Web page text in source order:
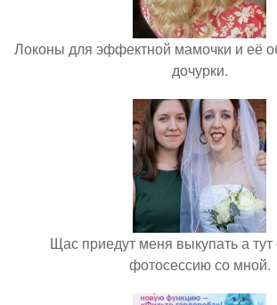
Локоны для эффектной мамочки и её
дочурки.
Щас приедут меня выкупать а
фотосессию со мной.